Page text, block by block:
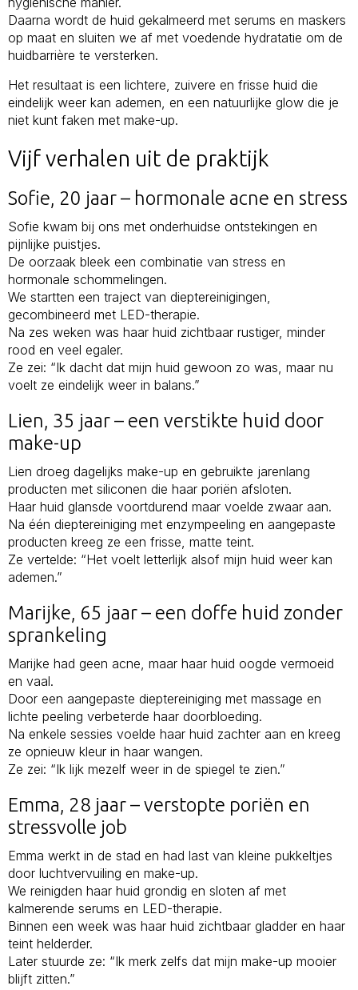
Daarna wordt de huid gekalmeerd met serums en maskers
op maat en sluiten we af met voedende hydratatie om de
huidbarrière te versterken.
Het resultaat is een lichtere, zuivere en frisse huid die
eindelijk weer kan ademen, en een natuurlijke glow die je
niet kunt faken met make-up.
Vijf verhalen uit de praktijk
Sofie, 20 jaar – hormonale acne en stress
Sofie kwam bij ons met onderhuidse ontstekingen en
pijnlijke puistjes.
De oorzaak bleek een combinatie van stress en
hormonale schommelingen.
We startten een traject van dieptereinigingen,
gecombineerd met LED-therapie.
Na zes weken was haar huid zichtbaar rustiger, minder
rood en veel egaler.
Ze zei: “Ik dacht dat mijn huid gewoon zo was, maar nu
voelt ze eindelijk weer in balans.”
Lien, 35 jaar – een verstikte huid door
make-up
Lien droeg dagelijks make-up en gebruikte jarenlang
producten met siliconen die haar poriën afsloten.
Haar huid glansde voortdurend maar voelde zwaar aan.
Na één dieptereiniging met enzympeeling en aangepaste
producten kreeg ze een frisse, matte teint.
Ze vertelde: “Het voelt letterlijk alsof mijn huid weer kan
ademen.”
Marijke, 65 jaar – een doffe huid zonder
sprankeling
Marijke had geen acne, maar haar huid oogde vermoeid
en vaal.
Door een aangepaste dieptereiniging met massage en
lichte peeling verbeterde haar doorbloeding.
Na enkele sessies voelde haar huid zachter aan en kreeg
ze opnieuw kleur in haar wangen.
Ze zei: “Ik lijk mezelf weer in de spiegel te zien.”
Emma, 28 jaar – verstopte poriën en
stressvolle job
Emma werkt in de stad en had last van kleine pukkeltjes
door luchtvervuiling en make-up.
We reinigden haar huid grondig en sloten af met
kalmerende serums en LED-therapie.
Binnen een week was haar huid zichtbaar gladder en haar
teint helderder.
Later stuurde ze: “Ik merk zelfs dat mijn make-up mooier
blijft zitten.”